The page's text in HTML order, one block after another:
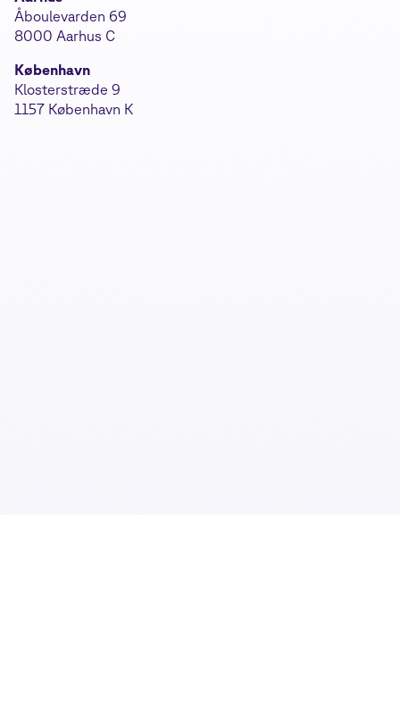
Åboulevarden 69
8000 Aarhus C
København
Klosterstræde 9
1157 København K